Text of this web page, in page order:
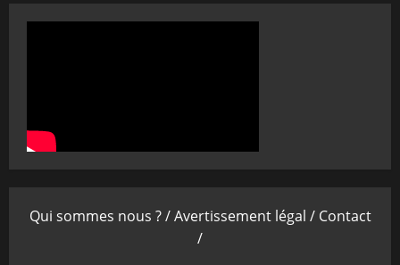
Qui sommes nous ? /Avertissement légal / Contact
/